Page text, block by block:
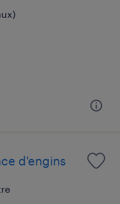
d'engins